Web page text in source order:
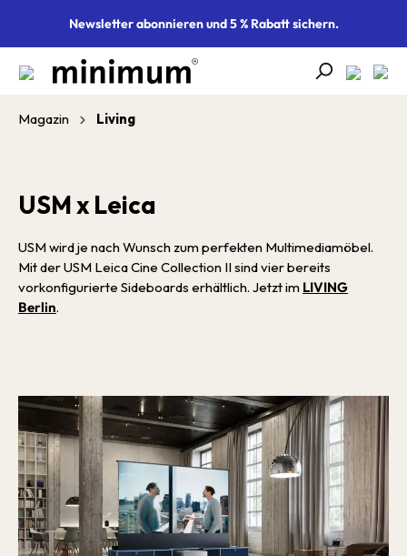
springenNewsletter abonnieren und 5 % Rabatt sichern.
Magazin Living
USM x Leica
USM wird je nach Wunsch zum perfekten Multimediamöbel.
Mit der USM Leica Cine Collec­tion II sind vier bereits
vorkonfigurierte Sideboards erhältlich. Jetzt im LIVING
Berlin.